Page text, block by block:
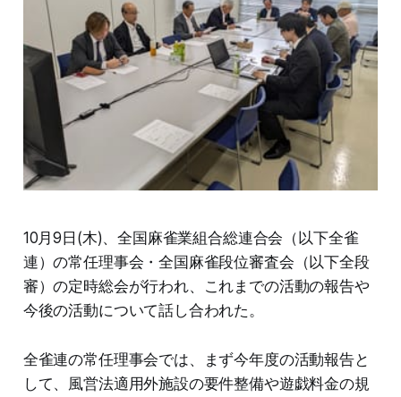
10月9日(木)、全国麻雀業組合総連合会（以下全雀
連）の常任理事会・全国麻雀段位審査会（以下全段
審）の定時総会が行われ、これまでの活動の報告や
今後の活動について話し合われた。
全雀連の常任理事会では、まず今年度の活動報告と
して、風営法適用外施設の要件整備や遊戯料金の規